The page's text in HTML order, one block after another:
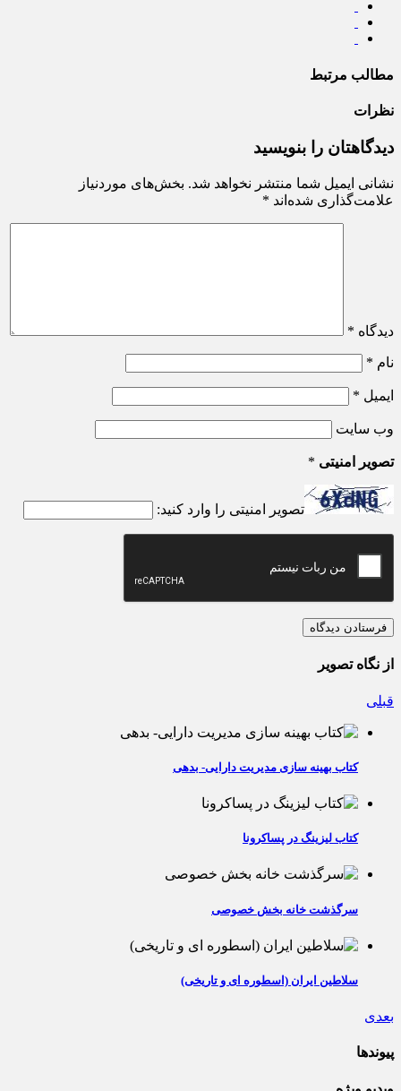
مطالب مرتبط
نظرات
دیدگاهتان را بنویسید
نشانی ایمیل شما منتشر نخواهد شد. بخش‌های موردنیاز
علامت‌گذاری شده‌اند *
دیدگاه *
نام *
ایمیل *
وب‌ سایت
تصویر امنیتی *
تصویر امنیتی را وارد کنید:
از نگاه تصویر
قبلی
کتاب بهینه سازی مدیریت دارایی- بدهی
کتاب لیزینگ در پساکرونا
سرگذشت خانه بخش خصوصی
سلاطین ایران (اسطوره ای و تاریخی)
بعدی
پیوندها